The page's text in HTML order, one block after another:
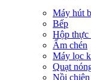
Máy hút
Bếp
Hộp thực
Ấm chén
Máy lọc
Quạt
Nồi chiên